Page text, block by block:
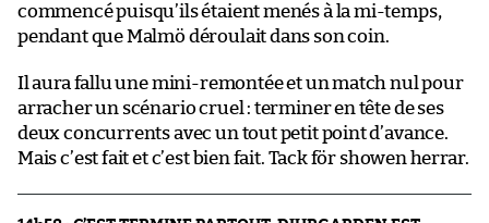
commencé puisqu’ils étaient menés à la mi-temps,
pendant que Malmö déroulait dans son coin.
Il aura fallu une mini-remontée et un match nul pour
arracher un scénario cruel : terminer en tête de ses
deux concurrents avec un tout petit point d’avance.
Mais c’est fait et c’est bien fait. Tack för showen herrar.